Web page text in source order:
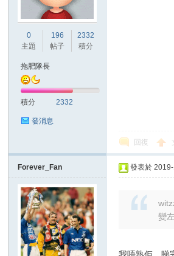
0
主題
196
帖子
2332
積分
拖肥隊長
積分 2332
發消息
回復
Forever_Fan 發表於
變